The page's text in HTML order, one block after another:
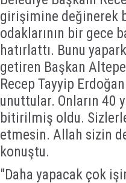
girişimine değinerek
odaklarının bir gece
hatırlattı. Bunu
getiren Başkan
Recep Tayyip
unuttular. Onların 40
bitirilmiş oldu.
etmesin. Allah sizin
konuştu.
"Daha yapacak çok